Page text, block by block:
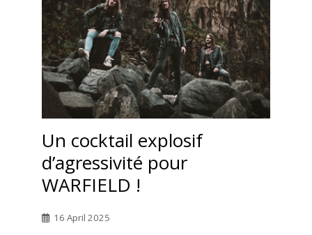
Un cocktail explosif
d’agressivité pour
WARFIELD !
16 April 2025